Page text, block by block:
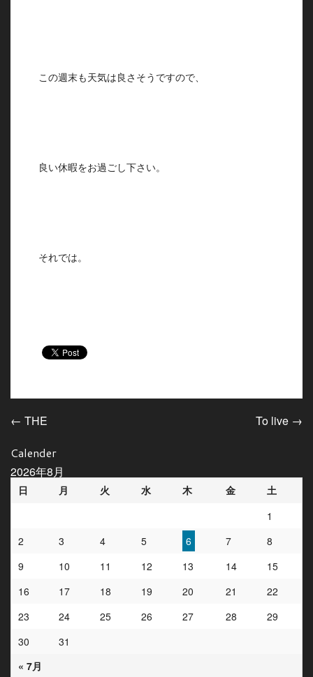
この週末も天気は良さそうですので、
良い休暇をお過ごし下さい。
それでは。
投稿ナビゲーション
← THE To live →
Calender
2026年8月
日 月 火 水 木 金 土
« 7月
1
2
3 4 5 6 7
8
9
10 11 12 13 14
15
16
17 18 19 20 21
22
23
24 25 26 27 28
29
30
31